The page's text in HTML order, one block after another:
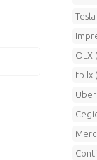
OLX
tb.lx
Uber